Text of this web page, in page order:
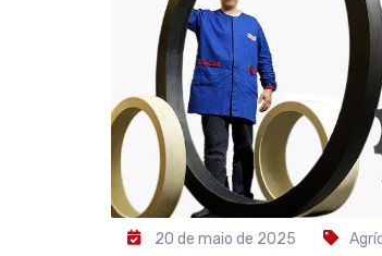
20 de maio de 2025